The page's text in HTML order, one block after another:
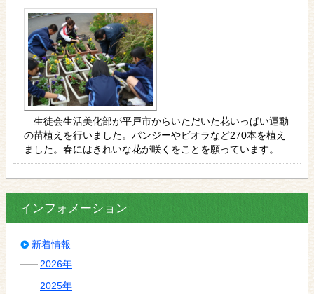
生徒会生活美化部が平戸市からいただいた花いっぱい運動
の苗植えを行いました。パンジーやビオラなど270本を植え
ました。春にはきれいな花が咲くをことを願っています。
インフォメーション
新着情報
2026年
2025年